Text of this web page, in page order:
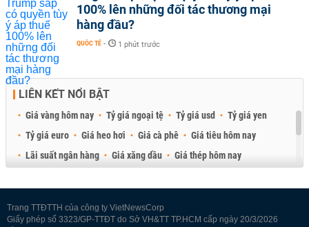
100% lên những đối tác thương mại
hàng đầu?
QUỐC TẾ - 1 phút trước
LIÊN KẾT NỔI BẬT
Giá vàng hôm nay Tỷ giá ngoại tệ Tỷ giá usd
Tỷ giá yen
Tỷ giá euro
Giá heo hơi Giá cà phê
Giá tiêu hôm nay
Lãi suất ngân hàng
Giá xăng dầu
Giá thép hôm nay
Trang TTĐTTH của công ty VietNewsCorp
Giấy phép số 3323/GP-TTĐT do Sở VH&TT TP.HCM cấp ngày 20/3/2026